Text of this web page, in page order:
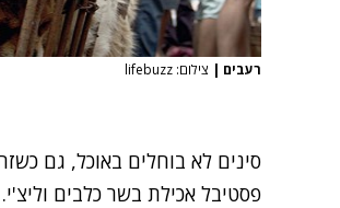
רעבים | צילום: lifebuzz
סינים לא בוחלים באוכל, גם
פסטיבל אכילת בשר כלבים